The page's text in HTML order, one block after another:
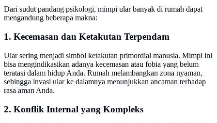
Dari sudut pandang psikologi, mimpi ular banyak di rumah dapat
mengandung beberapa makna:
1. Kecemasan dan Ketakutan Terpendam
Ular sering menjadi simbol ketakutan primordial manusia. Mimpi ini
bisa mengindikasikan adanya kecemasan atau fobia yang belum
teratasi dalam hidup Anda. Rumah melambangkan zona nyaman,
sehingga invasi ular ke dalamnya menunjukkan ancaman terhadap
rasa aman Anda.
2. Konflik Internal yang Kompleks